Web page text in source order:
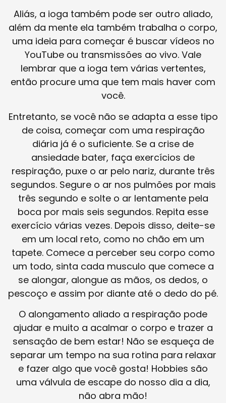
Aliás, a ioga também pode ser outro aliado,
além da mente ela também trabalha o corpo,
uma ideia para começar é buscar vídeos no
YouTube ou transmissões ao vivo. Vale
lembrar que a ioga tem várias vertentes,
então procure uma que tem mais haver com
você.
Entretanto, se você não se adapta a esse tipo
de coisa, começar com uma respiração
diária já é o suficiente. Se a crise de
ansiedade bater, faça exercícios de
respiração, puxe o ar pelo nariz, durante três
segundos. Segure o ar nos pulmões por mais
três segundo e solte o ar lentamente pela
boca por mais seis segundos. Repita esse
exercício várias vezes. Depois disso, deite-se
em um local reto, como no chão em um
tapete. Comece a perceber seu corpo como
um todo, sinta cada musculo que comece a
se alongar, alongue as mãos, os dedos, o
pescoço e assim por diante até o dedo do pé.
O alongamento aliado a respiração pode
ajudar e muito a acalmar o corpo e trazer a
sensação de bem estar! Não se esqueça de
separar um tempo na sua rotina para relaxar
e fazer algo que você gosta! Hobbies são
uma válvula de escape do nosso dia a dia,
não abra mão!